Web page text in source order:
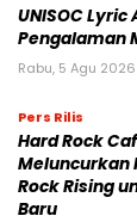
UNISOC
Pengalaman
Rabu, 5 Agu
Pers Rilis
Hard Rock
Meluncurkan
Rock Rising
Baru